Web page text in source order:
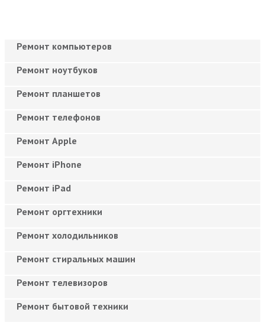
Ремонт компьютеров
Ремонт ноутбуков
Ремонт планшетов
Ремонт телефонов
Ремонт Apple
Ремонт iPhone
Ремонт iPad
Ремонт оргтехники
Ремонт холодильников
Ремонт стиральных машин
Ремонт телевизоров
Ремонт бытовой техники